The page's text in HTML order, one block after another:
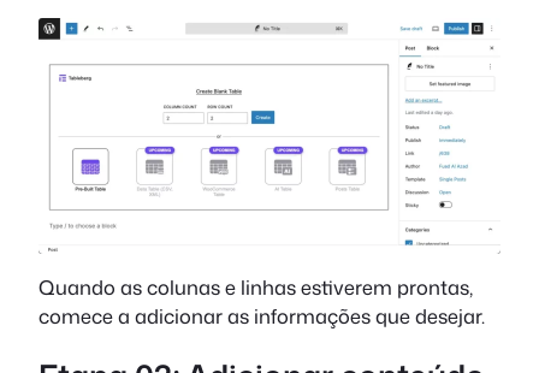
Quando as colunas e linhas estiverem prontas,
comece a adicionar as informações que desejar.